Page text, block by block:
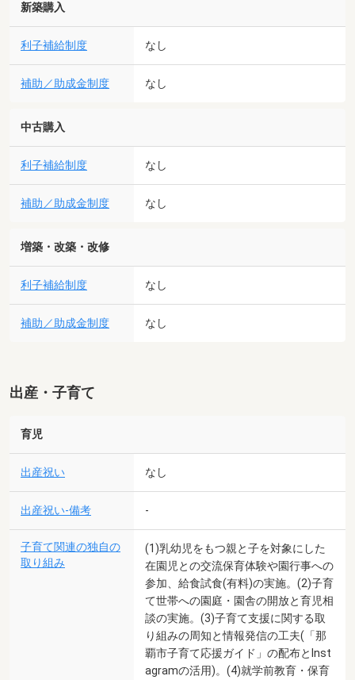
新築購入
利子補給制度 なし
補助／助成金制度 なし
中古購入
利子補給制度 なし
補助／助成金制度 なし
増築・改築・改修
利子補給制度 なし
補助／助成金制度 なし
出産・子育て
育児
出産祝い なし
出産祝い-備考 -
子育て関連の独自の
取り組み
(1)乳幼児をもつ親と子を対象にした
在園児との交流保育体験や園行事への
参加、給食試食(有料)の実施。(2)子育
て世帯への園庭・園舎の開放と育児相
談の実施。(3)子育て支援に関する取
り組みの周知と情報発信の工夫(「那
覇市子育て応援ガイド」の配布とInst
agramの活用)。(4)就学前教育・保育